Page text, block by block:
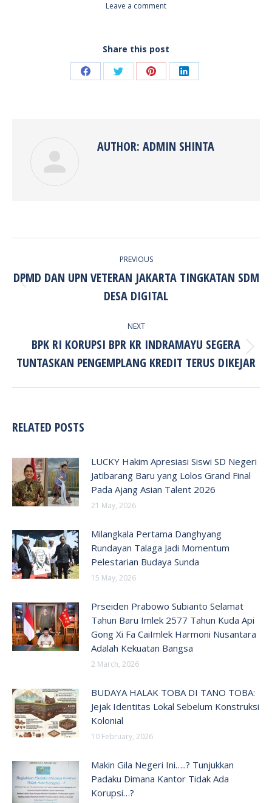
Leave a comment
Share this post
Share Share Share Share
AUTHOR: ADMIN SHINTA
PREVIOUS
Previous
post:
DPMD DAN UPN VETERAN JAKARTA TINGKATAN SDM
DESA DIGITAL
NEXT
Next
post:
BPK RI KORUPSI BPR KR INDRAMAYU SEGERA
TUNTASKAN PENGEMPLANG KREDIT TERUS DIKEJAR
RELATED POSTS
LUCKY Hakim Apresiasi Siswi SD Negeri
Jatibarang Baru yang Lolos Grand Final
Pada Ajang Asian Talent 2026
21 May, 2026
Milangkala Pertama Danghyang
Rundayan Talaga Jadi Momentum
Pelestarian Budaya Sunda
15 May, 2026
Prseiden Prabowo Subianto Selamat
Tahun Baru Imlek 2577 Tahun Kuda Api
Gong Xi Fa CaiImlek Harmoni Nusantara
Adalah Kekuatan Bangsa
2 March, 2026
BUDAYA HALAK TOBA DI TANO TOBA:
Jejak Identitas Lokal Sebelum Konstruksi
Kolonial
10 February, 2026
Makin Gila Negeri Ini…..? Tunjukkan
Padaku Dimana Kantor Tidak Ada
Korupsi…?